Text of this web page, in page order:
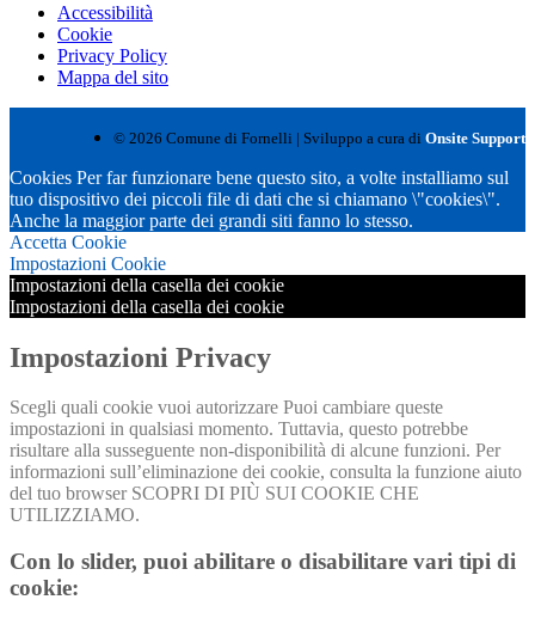
Accessibilità
Cookie
Privacy Policy
Mappa del sito
© 2026 Comune di Fornelli | Sviluppo a cura di Onsite Support
Cookies Per far funzionare bene questo sito, a volte installiamo sul
tuo dispositivo dei piccoli file di dati che si chiamano \"cookies\".
Anche la maggior parte dei grandi siti fanno lo stesso.
Accetta Cookie
Impostazioni Cookie
Impostazioni della casella dei cookie
Impostazioni della casella dei cookie
Impostazioni Privacy
Scegli quali cookie vuoi autorizzare Puoi cambiare queste
impostazioni in qualsiasi momento. Tuttavia, questo potrebbe
risultare alla susseguente non-disponibilità di alcune funzioni. Per
informazioni sull’eliminazione dei cookie, consulta la funzione aiuto
del tuo browser SCOPRI DI PIÙ SUI COOKIE CHE
UTILIZZIAMO.
Con lo slider, puoi abilitare o disabilitare vari tipi di
cookie: